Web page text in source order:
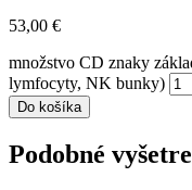
53,00 €
množstvo CD znaky
lymfocyty, NK bunky)
Do košíka
Podobné